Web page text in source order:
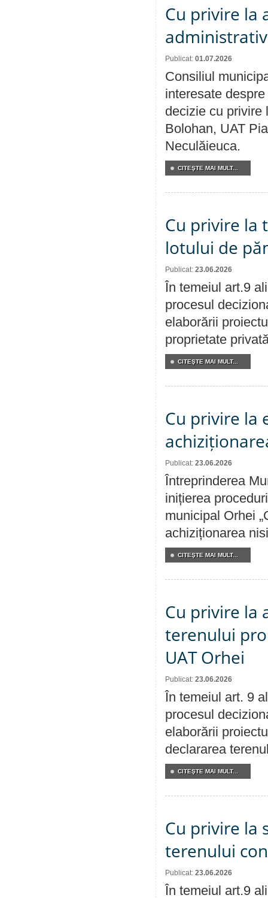
Cu privire la
Publicat: 01.07.2026
Consiliul
interesate
decizie cu privire
Bolohan, UAT
Neculăieuca.
CITEŞTE MAI MULT...
Cu privire la
lotului de
Publicat: 23.06.2026
În temeiul art.9
procesul
elaborării
proprietate
CITEŞTE MAI MULT...
Cu privire la
Publicat: 23.06.2026
Întreprinderea
inițierea
municipal Orhei
achiziționarea
CITEŞTE MAI MULT...
Cu privire la
terenului
UAT Orhei
Publicat: 23.06.2026
În temeiul art. 9
procesul
elaborării
declararea
CITEŞTE MAI MULT...
Cu privire la
terenului
Publicat: 23.06.2026
În temeiul art.9